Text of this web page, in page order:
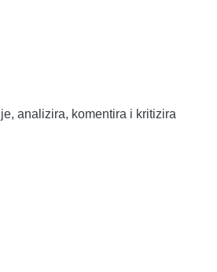
analizira, komentira i kritizira